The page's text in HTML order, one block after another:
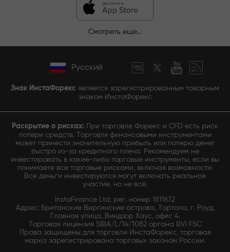
Смотреть еще...
Русский
Знак ИнстаФорекс является зарегистрированным товарным
знаком ИнстаФорекс
Раскрытие о рисках: При торговле Форекс и CFD есть риск
потери средств. Торговля финансовыми инструментами
может принести значительную прибыль или потерю денег
быстро из-за кредитного плеча. Рекомендуем не
инвестировать в какие-либо торговые инструменты, если вы
понимаете все торговые рисками, включая возможности.
Все деньги инвестируются могут включать реальное
участие, но не всё.
InstaFinance Ltd, рег. номер 1811672
Адрес: Британские Виргинские острова, Тортола, г. Роуд,
Главная улица, Виндзор Хаус, офис 4.
Торговая лицензия SIBA/L/14/1082 органа BVI FSC
Права защищены для торговли ИнстаФорекс, торговая
марка зарегистрирована торговых законом России.